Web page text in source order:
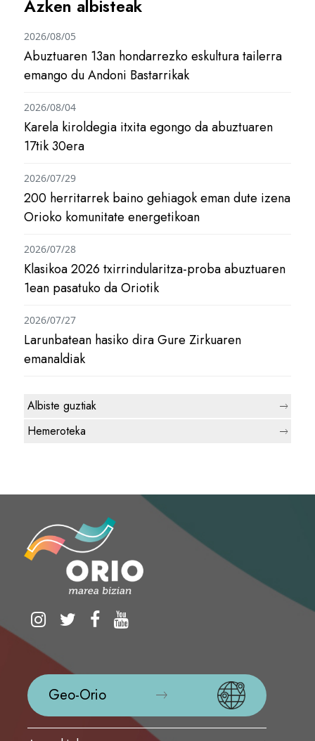
Azken albisteak
Abuztuaren 13an hondarrezko eskultura tailerra
emango du Andoni Bastarrikak
2026/08/05
Karela kiroldegia itxita egongo da abuztuaren
17tik 30era
2026/08/04
200 herritarrek baino gehiagok eman dute izena
Orioko komunitate energetikoan
2026/07/29
Klasikoa 2026 txirrindularitza-proba abuztuaren
1ean pasatuko da Oriotik
2026/07/28
Larunbatean hasiko dira Gure Zirkuaren
emanaldiak
2026/07/27
Albiste guztiak
Hemeroteka
Geo-Orio